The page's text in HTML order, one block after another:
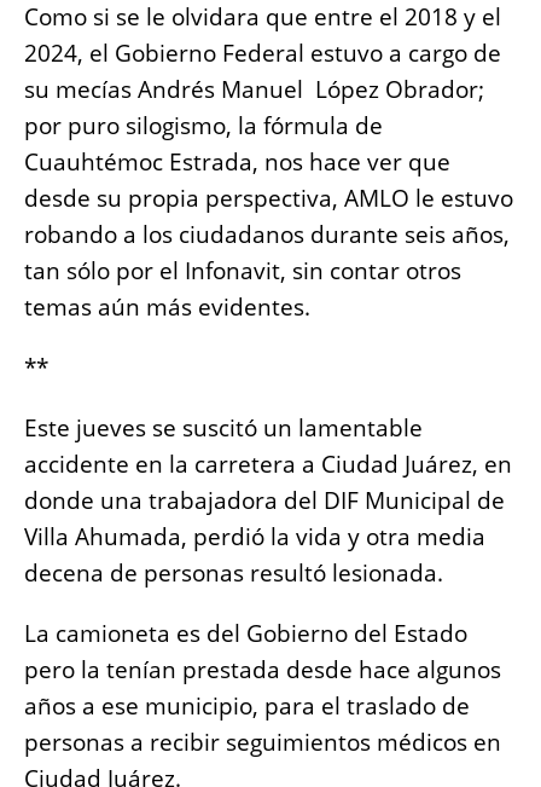
Como si se le olvidara que entre el 2018 y el
2024, el Gobierno Federal estuvo a cargo de
su mecías Andrés Manuel López Obrador;
por puro silogismo, la fórmula de
Cuauhtémoc Estrada, nos hace ver que
desde su propia perspectiva, AMLO le estuvo
robando a los ciudadanos durante seis años,
tan sólo por el Infonavit, sin contar otros
temas aún más evidentes.
**
Este jueves se suscitó un lamentable
accidente en la carretera a Ciudad Juárez, en
donde una trabajadora del DIF Municipal de
Villa Ahumada, perdió la vida y otra media
decena de personas resultó lesionada.
La camioneta es del Gobierno del Estado
pero la tenían prestada desde hace algunos
años a ese municipio, para el traslado de
personas a recibir seguimientos médicos en
Ciudad Juárez.